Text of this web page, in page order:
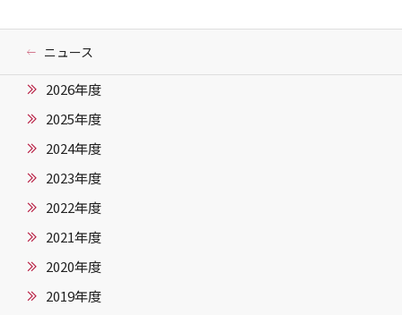
ニュース
2026年度
2025年度
2024年度
2023年度
2022年度
2021年度
2020年度
2019年度